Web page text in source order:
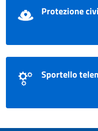
Protezione
Sportello